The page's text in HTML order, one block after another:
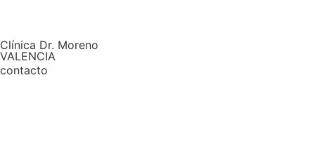
Clínica Dr. Moreno
VALENCIA
contacto